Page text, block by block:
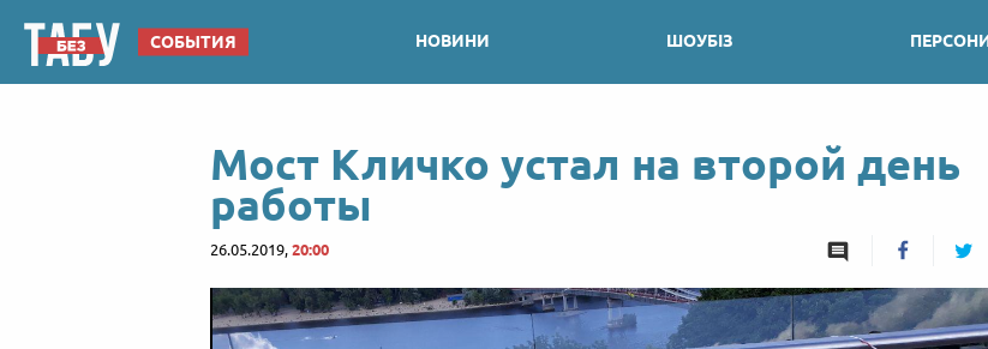
СОБЫТИЯ НОВИНИ ШОУБІЗ
Мост Кличко устал на второй день
работы
26.05.2019, 20:00